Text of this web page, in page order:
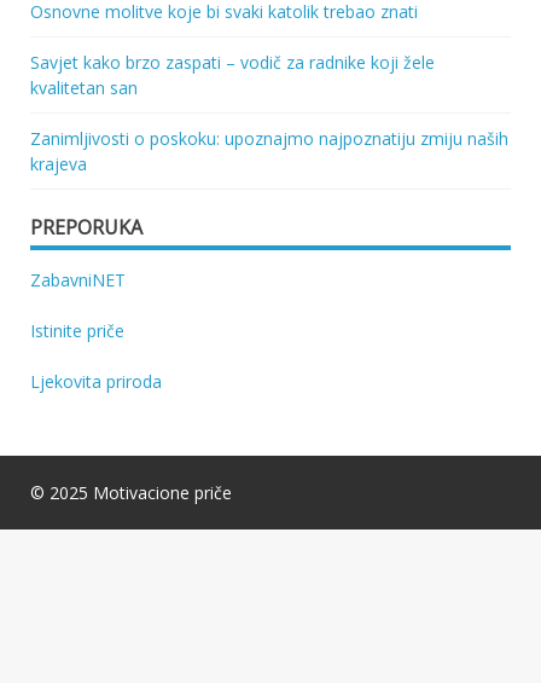
Osnovne molitve koje bi svaki katolik trebao znati
Savjet kako brzo zaspati – vodič za radnike koji žele
kvalitetan san
Zanimljivosti o poskoku: upoznajmo najpoznatiju zmiju naših
krajeva
PREPORUKA
ZabavniNET
Istinite priče
Ljekovita priroda
© 2025 Motivacione priče